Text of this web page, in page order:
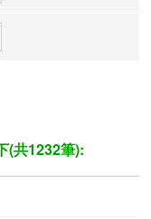
(共1232筆):